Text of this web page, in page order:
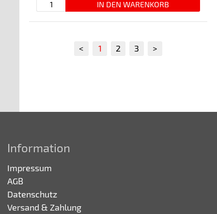
< 1 2 3 >
Information
Impressum
AGB
Datenschutz
Versand & Zahlung